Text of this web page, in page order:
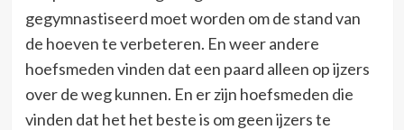
gegymnastiseerd moet worden om de stand van
de hoeven te verbeteren. En weer andere
hoefsmeden vinden dat een paard alleen op ijzers
over de weg kunnen. En er zijn hoefsmeden die
vinden dat het het beste is om geen ijzers te